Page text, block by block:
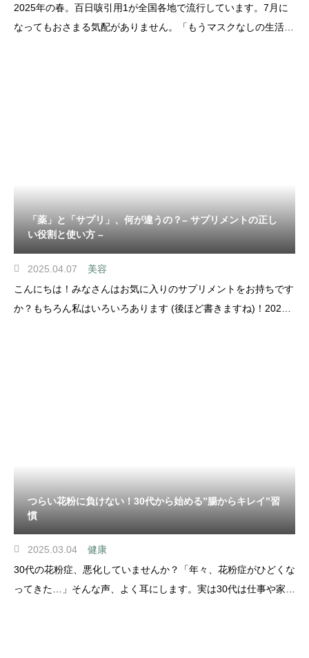
2025年の春。百日咳引用1が全国各地で流行しています。7月に
なってもおさまる気配がありません。「もうマスクなしの生活に
「薬」と「サプリ」、何が違うの？– サプリメントの正し
い役割と使い方 –
2025.04.07
美容
こんにちは！みなさんはお気に入りのサプリメントをお持ちです
か？もちろん私はいろいろあります (後ほど書きますね)！2024
つらい花粉に負けない！30代から始める”腸からキレイ”習
慣
2025.03.04
健康
30代の花粉症、悪化していませんか？「年々、花粉症がひどくな
ってきた…」そんな声、よく耳にします。実は30代は仕事や家庭